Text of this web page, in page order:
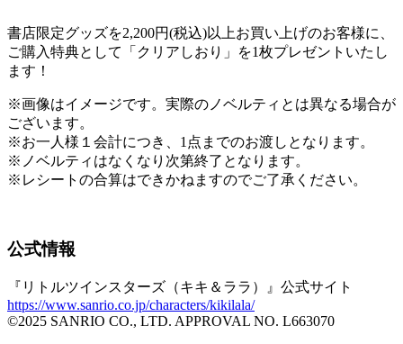
書店限定グッズを2,200円(税込)以上お買い上げのお客様に、
ご購入特典として「クリアしおり」を1枚プレゼントいたし
ます！
※画像はイメージです。実際のノベルティとは異なる場合が
ございます。
※お一人様１会計につき、1点までのお渡しとなります。
※ノベルティはなくなり次第終了となります。
※レシートの合算はできかねますのでご了承ください。
公式情報
『リトルツインスターズ（キキ＆ララ）』公式サイト
https://www.sanrio.co.jp/characters/kikilala/
©2025 SANRIO CO., LTD. APPROVAL NO. L663070